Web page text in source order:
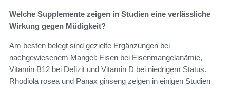
Welche Supplemente zeigen in Studien eine verlässliche
Wirkung gegen Müdigkeit?
Am besten belegt sind gezielte Ergänzungen bei
nachgewiesenem Mangel: Eisen bei Eisenmangelanämie,
Vitamin B12 bei Defizit und Vitamin D bei niedrigem Status.
Rhodiola rosea und Panax ginseng zeigen in einigen Studien